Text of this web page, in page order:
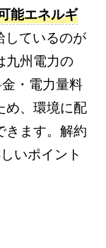
能エネルギ
しているのが
九州電力の
金・電力量料
め、環境に配
きます。解約
いポイント